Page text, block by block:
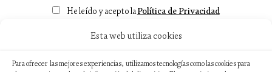
Esta web utiliza cookies
Para ofrecer las mejores experiencias, utilizamos tecnologías como las cookies para
ConsentimientoHe leído y acepto laPolítica de Privacidad